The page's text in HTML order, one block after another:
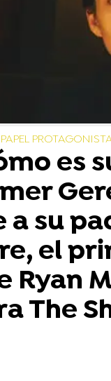
es
a su
el
Ryan
The